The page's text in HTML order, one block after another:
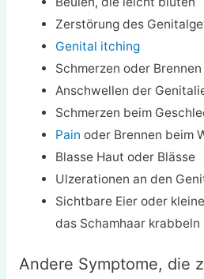
Zerstörung des
Genital itching
Schmerzen oder
Anschwellen der
Schmerzen beim
Pain oder Brennen beim
Blasse Haut oder Blässe
Ulzerationen an den
Sichtbare Eier oder
das Schamhaar krabbeln
Andere Symptome, die